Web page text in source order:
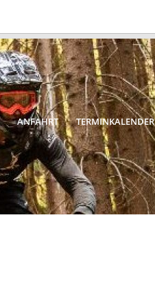
ANFAHRT TERMINKALENDER